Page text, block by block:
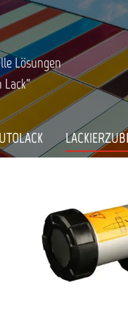
Lösungen
Schützen Pistolen &